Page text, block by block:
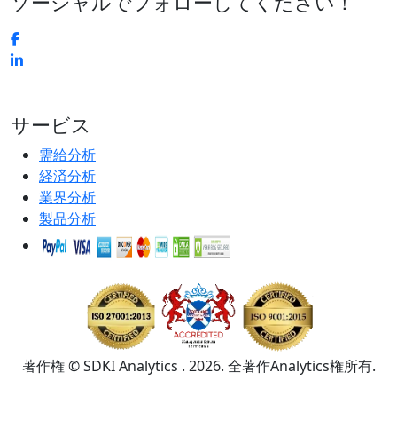
サービス
需給分析
経済分析
業界分析
製品分析
著作権 © SDKI Analytics . 2026. 全著作Analytics権所有.